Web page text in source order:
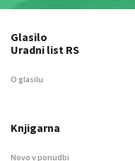
Glasilo
Uradni list RS
O glasilu
Knjigarna
Novo v ponudbi